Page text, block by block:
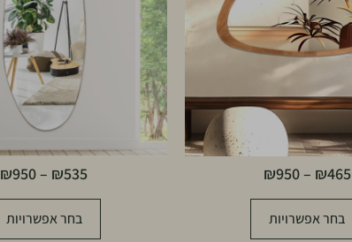
₪465
–
₪950
בחר אפשרויות
₪535
–
₪950
בחר אפשרויות